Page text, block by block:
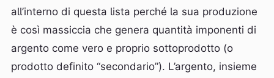
all’interno di questa lista perché la sua produzione
è così massiccia che genera quantità imponenti di
argento come vero e proprio sottoprodotto (o
prodotto definito “secondario”). L’argento, insieme